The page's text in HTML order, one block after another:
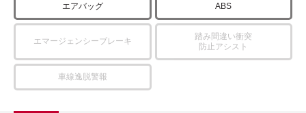
エアバッグ ABS
エマージェンシーブレーキ
踏み間違い衝突
防止アシスト
車線逸脱警報